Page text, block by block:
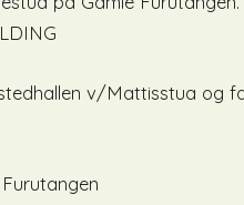
v/Mattisstua og